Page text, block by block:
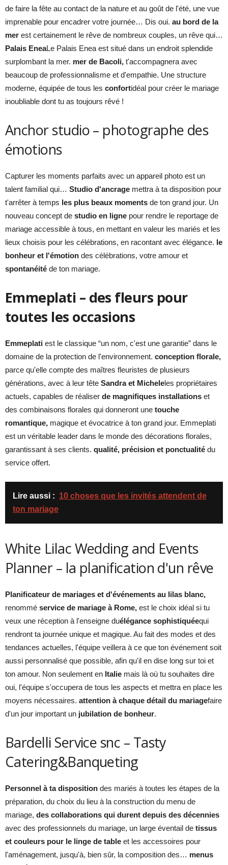
de faire la fête au contact de la nature et au goût de l'été, une vue
imprenable pour encadrer votre journée… Dis oui. au bord de la
mer est certainement le rêve de nombreux couples, un rêve qui…
Palais EneaLe Palais Enea est situé dans un endroit splendide
surplombant la mer. mer de Bacoli, t'accompagnera avec
beaucoup de professionnalisme et d'empathie. Une structure
moderne, équipée de tous les confortidéal pour créer le mariage
inoubliable dont tu as toujours rêvé !
Anchor studio – photographe des
émotions
Capturer les moments parfaits avec un appareil photo est un
talent familial qui… Studio d'ancrage mettra à ta disposition pour
t'arrêter à temps les plus beaux moments de ton grand jour. Un
nouveau concept de studio en ligne pour rendre le reportage de
mariage accessible à tous, en mettant en valeur les mariés et les
lieux choisis pour les célébrations, en racontant avec élégance. le
bonheur et l'émotion des célébrations, votre amour et
spontanéité de ton mariage.
Emmeplati – des fleurs pour
toutes les occasions
Emmeplati est le classique “un nom, c'est une garantie” dans le
domaine de la protection de l'environnement. conception florale,
parce qu'elle compte des maîtres fleuristes de plusieurs
générations, avec à leur tête Sandra et Micheleles propriétaires
actuels, capables de réaliser de magnifiques installations et
des combinaisons florales qui donneront une touche
romantique, magique et évocatrice à ton grand jour. Emmeplati
est un véritable leader dans le monde des décorations florales,
garantissant à ses clients. qualité, précision et ponctualité du
service offert.
Lire aussi : 10 choses que les invités attendent de
ton mariage
White Lilac Wedding and Events
Planner – la planification d'un rêve
Planificateur de mariages et d'événements au lilas blanc,
renommé service de mariage à Rome, est le choix idéal si tu
veux une réception à l'enseigne duélégance sophistiquéequi
rendront ta journée unique et magique. Au fait des modes et des
tendances actuelles, l'équipe veillera à ce que ton événement soit
aussi personnalisé que possible, afin qu'il en dise long sur toi et
ton amour. Non seulement en Italie mais là où tu souhaites dire
oui, l'équipe s'occupera de tous les aspects et mettra en place les
moyens nécessaires. attention à chaque détail du mariagefaire
d'un jour important un jubilation de bonheur.
Bardelli Service snc – Tasty
Catering&Banqueting
Personnel à ta disposition des mariés à toutes les étapes de la
préparation, du choix du lieu à la construction du menu de
mariage, des collaborations qui durent depuis des décennies
avec des professionnels du mariage, un large éventail de tissus
et couleurs pour le linge de table et les accessoires pour
l'aménagement, jusqu'à, bien sûr, la composition des… menus